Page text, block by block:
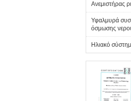
Ανεμιστήρας
Υφαλμυρά
όσμωσης
Ηλιακό